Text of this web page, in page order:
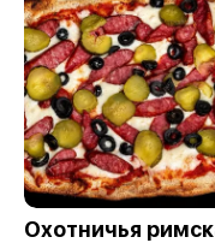
Охотничья